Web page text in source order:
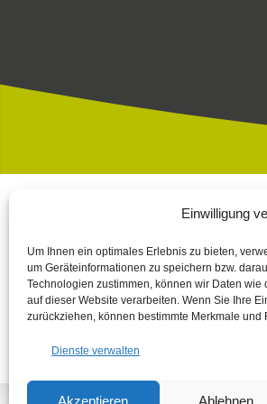
Einwilligung
Um Ihnen ein optimales Erlebnis zu bieten,
um Geräteinformationen zu speichern bzw.
Technologien zustimmen, können wir Daten
auf dieser Website verarbeiten. Wenn Sie Ihre
zurückziehen, können bestimmte Merkmale
Dienste verwalten
Akzeptieren Ablehnen
Fotos:Stefan Leitner-Gesaeuse,TV
Steiermark und der Europäischen Union
Nachbagauer, NUP EIS